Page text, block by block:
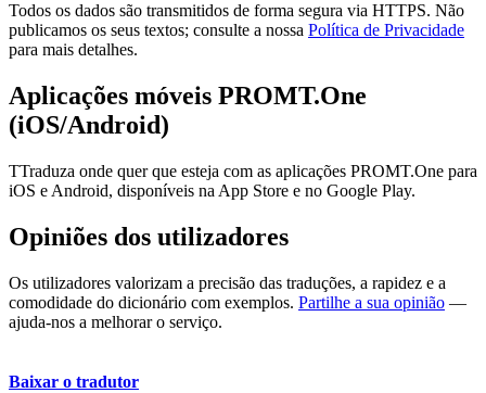
Todos os dados são transmitidos de forma segura via HTTPS. Não
publicamos os seus textos; consulte a nossa Política de Privacidade
para mais detalhes.
Aplicações móveis PROMT.One
(iOS/Android)
TTraduza onde quer que esteja com as aplicações PROMT.One para
iOS e Android, disponíveis na App Store e no Google Play.
Opiniões dos utilizadores
Os utilizadores valorizam a precisão das traduções, a rapidez e a
comodidade do dicionário com exemplos. Partilhe a sua opinião —
ajuda-nos a melhorar o serviço.
Baixar o tradutor